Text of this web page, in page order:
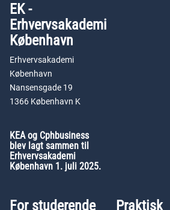
EK -
Erhvervsakademi
København
Erhvervsakademi
København
Nansensgade 19
1366 København K
KEA og Cphbusiness
blev lagt sammen til
Erhvervsakademi
København 1. juli 2025.
For studerende Praktisk